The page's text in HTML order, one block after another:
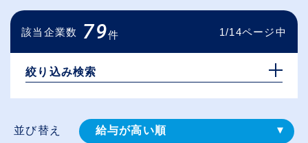
該当企業数 79件 1/14ページ中
絞り込み検索
並び替え 給与が高い順